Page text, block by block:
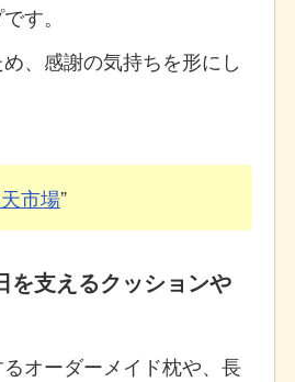
す。
、感謝の気持ちを形にし
市場
を支えるクッションや
オーダーメイド枕や、長